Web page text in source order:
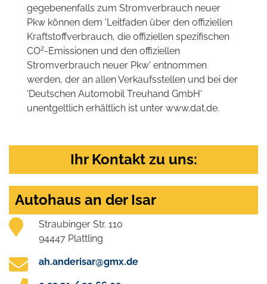
gegebenenfalls zum Stromverbrauch neuer
Pkw können dem 'Leitfaden über den offiziellen
Kraftstoffverbrauch, die offiziellen spezifischen
CO2-Emissionen und den offiziellen
Stromverbrauch neuer Pkw' entnommen
werden, der an allen Verkaufsstellen und bei der
'Deutschen Automobil Treuhand GmbH'
unentgeltlich erhältlich ist unter www.dat.de.
Ihr Kontakt zu uns:
Autohaus an der Isar
Straubinger Str. 110
94447 Plattling
ah.anderisar@gmx.de